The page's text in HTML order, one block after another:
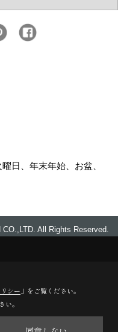
日、年末年始、お盆、
All Rights Reserved.
シー 」をご覧ください。
。